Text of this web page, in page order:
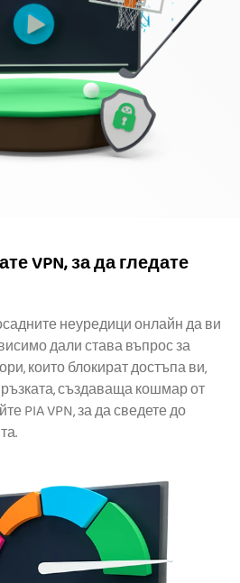
VPN, за да гледате
неуредици онлайн да ви
дали става въпрос за
които блокират достъпа ви,
създаваща кошмар от
PIA VPN, за да сведете до